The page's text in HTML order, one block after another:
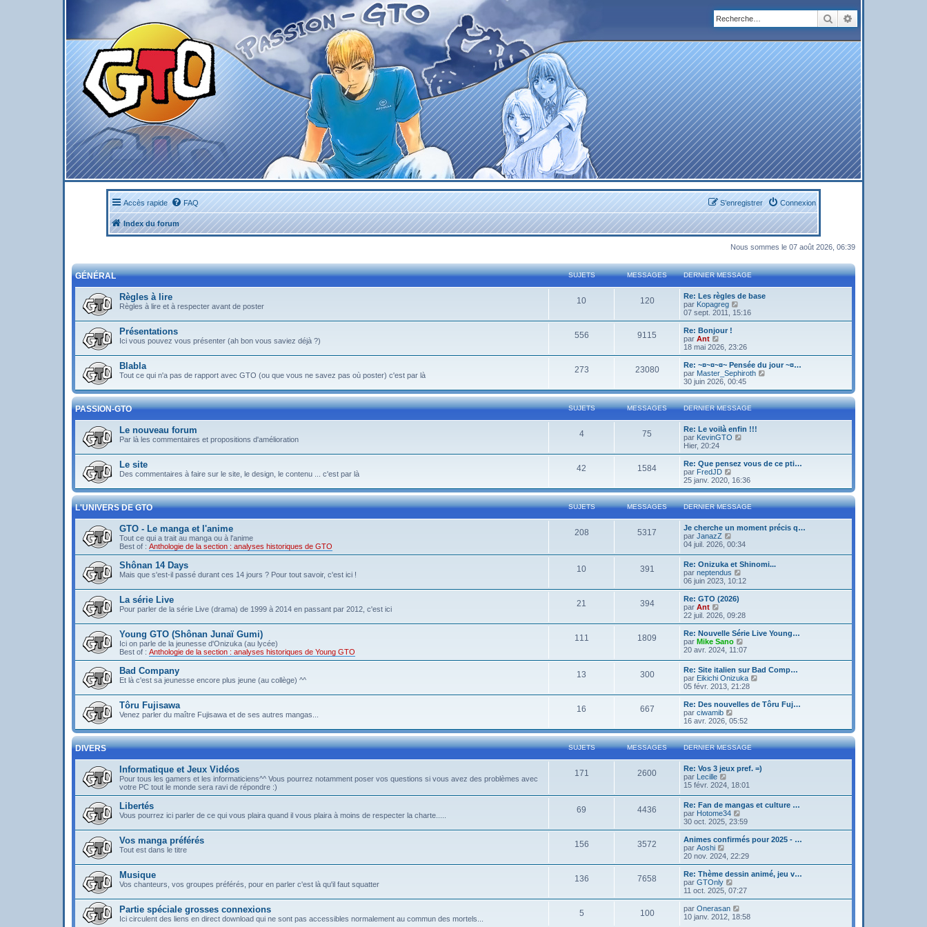
Rechercher
Accès rapide FAQ Connexion
S’enregistrer
Index du forum
Nous sommes le 07 août 2026, 06:39
GÉNÉRAL SUJETS MESSAGES DERNIER MESSAGE
Règles à lire
Règles à lire et à respecter avant de poster
10 120
Re: Les règles de base
par Kopagreg
o
i
e
r
n
i
e
r
m
e
s
s
g
e
07 sept. 2011, 15:16
Présentations
Ici vous pouvez vous présenter (ah bon vous saviez déjà ?)
556 9115
Re: Bonjour !
par Ant
o
i
r
l
e
e
r
n
i
e
r
e
s
s
a
g
e
18 mai 2026, 23:26
Blabla
Tout ce qui n'a pas de rapport avec GTO (ou que vous ne savez pas où poster) c'est par là
273 23080
Re: ~¤~¤~¤~ Pensée du jour ~¤…
par Master_Sephiroth
i
r
l
d
i
e
e
s
s
g
e
30 juin 2026, 00:45
PASSION-GTO SUJETS MESSAGES DERNIER MESSAGE
Le nouveau forum
Par là les commentaires et propositions d'amélioration
4 75
Re: Le voilà enfin !!!
par KevinGTO
i
r
e
e
r
n
i
e
m
s
s
a
g
Hier, 20:24
Le site
Des commentaires à faire sur le site, le design, le contenu ... c'est par là
42 1584
Re: Que pensez vous de ce pti…
par FredJD
o
i
r
l
d
e
n
i
e
r
m
s
s
a
g
25 janv. 2020, 16:36
L'UNIVERS DE GTO SUJETS MESSAGES DERNIER MESSAGE
GTO - Le manga et l'anime
Tout ce qui a trait au manga ou à l'anime
Best of : Anthologie de la section : analyses historiques de GTO
208 5317
Je cherche un moment précis q…
par JanazZ
o
l
e
d
e
r
i
e
r
m
e
s
s
a
g
04 juil. 2026, 00:34
Shônan 14 Days
Mais que s'est-il passé durant ces 14 jours ? Pour tout savoir, c'est ici !
10 391
Re: Onizuka et Shinomi...
par neptendus
o
i
e
e
r
n
i
e
r
m
e
s
s
g
e
06 juin 2023, 10:12
La série Live
Pour parler de la série Live (drama) de 1999 à 2014 en passant par 2012, c'est ici
21 394
Re: GTO (2026)
par Ant
o
i
r
l
e
e
r
n
i
e
r
m
e
s
s
a
22 juil. 2026, 09:28
Young GTO (Shônan Junaï Gumi)
Ici on parle de la jeunesse d'Onizuka (au lycée)
Best of : Anthologie de la section : analyses historiques de Young GTO
111 1809
Re: Nouvelle Série Live Young…
par Mike Sano
o
l
e
d
r
i
e
r
m
s
a
g
e
20 avr. 2024, 11:07
Bad Company
Et là c'est sa jeunesse encore plus jeune (au collège) ^^
13 300
Re: Site italien sur Bad Comp…
par Eikichi Onizuka
i
r
e
r
i
e
s
s
05 févr. 2013, 21:28
Tôru Fujisawa
Venez parler du maître Fujisawa et de ses autres mangas...
16 667
Re: Des nouvelles de Tôru Fuj…
par ciwamib
o
i
r
l
d
e
n
i
e
r
m
s
a
g
16 avr. 2026, 05:52
DIVERS SUJETS MESSAGES DERNIER MESSAGE
Informatique et Jeux Vidéos
Pour tous les gamers et les informaticiens^^ Vous pourrez notamment poser vos questions si vous avez des problèmes avec
votre PC tout le monde sera ravi de répondre :)
171 2600
Re: Vos 3 jeux pref. =)
par Lecille
l
e
d
e
r
i
e
r
m
e
s
s
a
15 févr. 2024, 18:01
Libertés
Vous pourrez ici parler de ce qui vous plaira quand il vous plaira à moins de respecter la charte.....
69 4436
Re: Fan de mangas et culture …
par Hotome34
o
i
r
e
e
r
n
i
m
30 oct. 2025, 23:59
Vos manga préférés
Tout est dans le titre
156 3572
Animes confirmés pour 2025 - …
par Aoshi
o
i
r
l
e
d
r
n
20 nov. 2024, 22:29
Musique
Vos chanteurs, vos groupes préférés, pour en parler c'est là qu'il faut squatter
136 7658
Re: Thème dessin animé, jeu v…
par GTOnly
o
i
r
l
11 oct. 2025, 07:27
Partie spéciale grosses connexions
Ici circulent des liens en direct download qui ne sont pas accessibles normalement au commun des mortels...
5 100 par Onerasan
o
10 janv. 2012, 18:58